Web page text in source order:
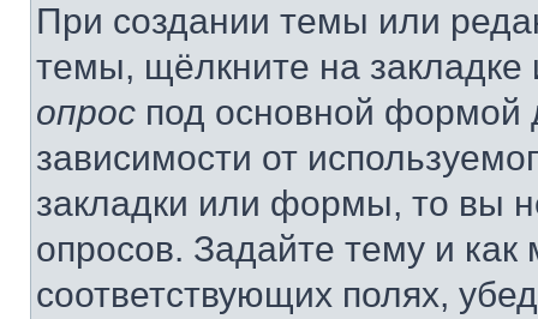
При создании темы или
темы, щёлкните на
опрос под основной формой
зависимости от
закладки или формы, то вы
опросов. Задайте тему и
соответствующих полях,